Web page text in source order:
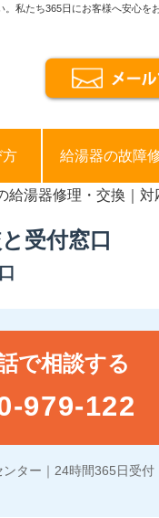
私たち365日にお客様へ安心を
給湯器の故障
給湯器修理・交換｜
受付窓口
で相談する
979-122
ンター｜24時間365日受付